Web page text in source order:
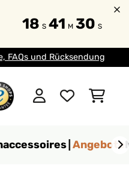
18 S 41 M 29 S
FAQs und Rücksendung
Angebote